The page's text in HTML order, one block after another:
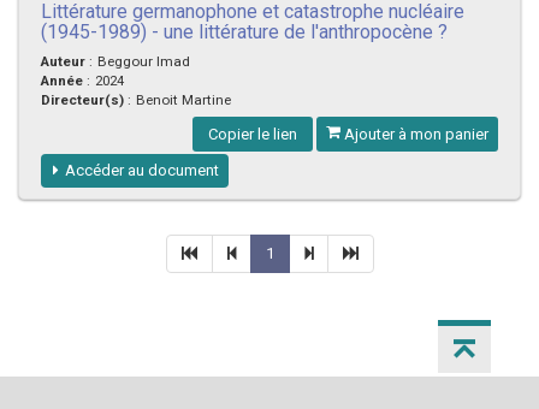
Littérature germanophone et catastrophe nucléaire
(1945-1989) - une littérature de l'anthropocène ?
Auteur : Beggour Imad
Année : 2024
Directeur(s) : Benoit Martine
Copier le lien Ajouter à mon panier
Accéder au document
1